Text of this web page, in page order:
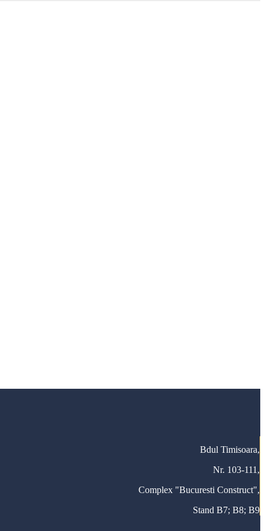
Bdul Timisoara,
Nr. 103-111,
Complex "Bucuresti Construct",
Stand B7; B8; B9